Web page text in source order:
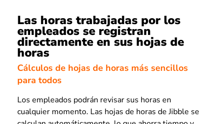
Las horas trabajadas por los
empleados se registran
directamente en sus hojas de
horas
Cálculos de hojas de horas más sencillos
para todos
Los empleados podrán revisar sus horas en
cualquier momento. Las hojas de horas de Jibble se